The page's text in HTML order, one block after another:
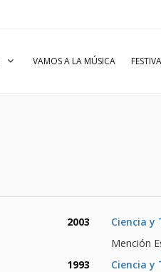
VAMOS A LA MÚSICA
2003
Ciencia y
Mención
1993
Ciencia y